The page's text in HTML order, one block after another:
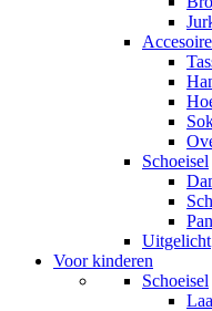
Schoeisel
Uitgelicht
Voor kinderen
Schoeisel